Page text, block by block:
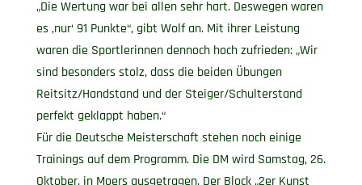
„Die Wertung war bei allen sehr hart. Deswegen waren
es ‚nur‘ 91 Punkte“, gibt Wolf an. Mit ihrer Leistung
waren die Sportlerinnen dennoch hoch zufrieden: „Wir
sind besonders stolz, dass die beiden Übungen
Reitsitz/Handstand und der Steiger/Schulterstand
perfekt geklappt haben.“
Für die Deutsche Meisterschaft stehen noch einige
Trainings auf dem Programm. Die DM wird Samstag, 26.
Oktober, in Moers ausgetragen. Der Block „2er Kunst